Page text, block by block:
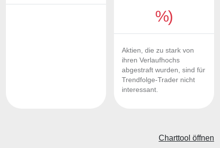
%)
Aktien, die zu stark von
ihren Verlaufhochs
abgestraft wurden, sind für
Trendfolge-Trader nicht
interessant.
Charttool öffnen